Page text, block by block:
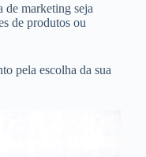
de marketing seja
de produtos ou
pela escolha da sua